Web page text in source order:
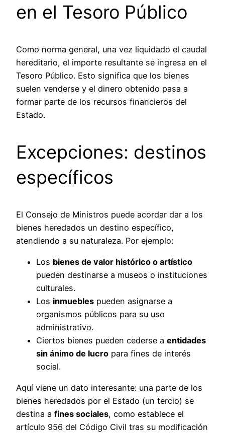
en el Tesoro Público
Como norma general, una vez liquidado el caudal
hereditario, el importe resultante se ingresa en el
Tesoro Público. Esto significa que los bienes
suelen venderse y el dinero obtenido pasa a
formar parte de los recursos financieros del
Estado.
Excepciones: destinos
específicos
El Consejo de Ministros puede acordar dar a los
bienes heredados un destino específico,
atendiendo a su naturaleza. Por ejemplo:
Los bienes de valor histórico o artístico
pueden destinarse a museos o instituciones
culturales.
Los inmuebles pueden asignarse a
organismos públicos para su uso
administrativo.
Ciertos bienes pueden cederse a entidades
sin ánimo de lucro para fines de interés
social.
Aquí viene un dato interesante: una parte de los
bienes heredados por el Estado (un tercio) se
destina a fines sociales, como establece el
artículo 956 del Código Civil tras su modificación